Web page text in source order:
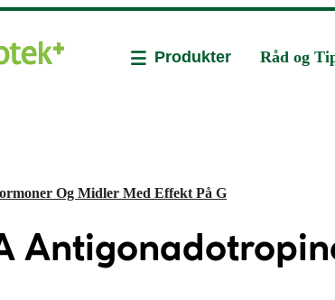
Produkter Råd og
Og Midler Med Effekt På G